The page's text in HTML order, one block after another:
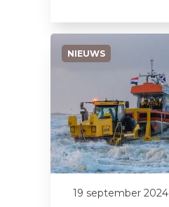
NIEUWS
19 september 2024